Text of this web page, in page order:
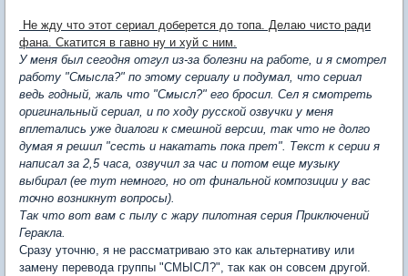
Не жду что этот сериал доберется до топа. Делаю чисто ради
фана. Скатится в гавно ну и хуй с ним.
У меня был сегодня отгул из-за болезни на работе, и я смотрел
работу "Смысла?" по этому сериалу и подумал, что сериал
ведь годный, жаль что "Смысл?" его бросил. Сел я смотреть
оригинальный сериал, и по ходу русской озвучки у меня
вплетались уже диалоги к смешной версии, так что не долго
думая я решил "сесть и накатать пока прет". Текст к серии я
написал за 2,5 часа, озвучил за час и потом еще музыку
выбирал (ее тут немного, но от финальной композиции у вас
точно возникнут вопросы).
Так что вот вам с пылу с жару пилотная серия Приключений
Геракла.
Сразу уточню, я не рассматриваю это как альтернативу или
замену перевода группы "СМЫСЛ?", так как он совсем другой.